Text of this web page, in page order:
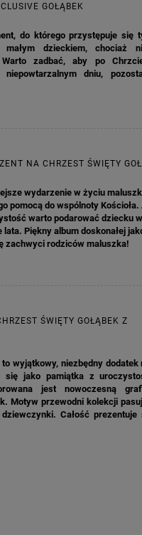
BIAŁE PIÓRKA ZE
GOŁĄBEK
do którego przystępuje się
małym dzieckiem, chociaż
zadbać, aby po
dniu,
NA CHRZEST ŚWIĘTY
wydarzenie w życiu
pomocą do wspólnoty Kościoła.
warto podarować dziecku
lata. Piękny album doskonałej
zachwyci rodziców maluszka!
ŚWIĘTY GOŁĄBEK Z
wyjątkowy, niezbędny dodatek
się jako pamiątka z
jest nowoczesną
Motyw przewodni kolekcji
Całość prezentuje